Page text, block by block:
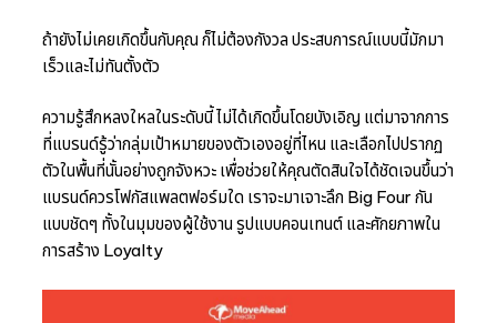
ถ้ายังไม่เคยเกิดขึ้นกับคุณ ก็ไม่ต้องกังวล ประสบการณ์แบบนี้มักมา
เร็วและไม่ทันตั้งตัว
ความรู้สึกหลงใหลในระดับนี้ ไม่ได้เกิดขึ้นโดยบังเอิญ แต่มาจากการ
ที่แบรนด์รู้ว่ากลุ่มเป้าหมายของตัวเองอยู่ที่ไหน และเลือกไปปรากฏ
ตัวในพื้นที่นั้นอย่างถูกจังหวะ เพื่อช่วยให้คุณตัดสินใจได้ชัดเจนขึ้นว่า
แบรนด์ควรโฟกัสแพลตฟอร์มใด เราจะมาเจาะลึก Big Four กัน
แบบชัดๆ ทั้งในมุมของผู้ใช้งาน รูปแบบคอนเทนต์ และศักยภาพใน
การสร้าง Loyalty